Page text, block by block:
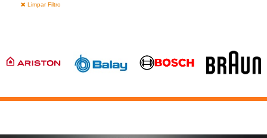
Limpar Filtro